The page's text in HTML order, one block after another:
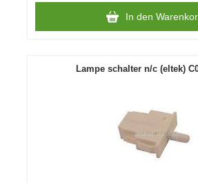
In den
Lampe schalter n/c (eltek)